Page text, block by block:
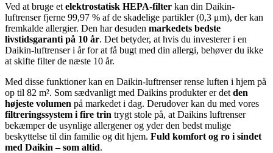
Ved at bruge et elektrostatisk HEPA-filter kan din Daikin-
luftrenser fjerne 99,97 % af de skadelige partikler (0,3 μm), der kan
fremkalde allergier. Den har desuden markedets bedste
livstidsgaranti på 10 år. Det betyder, at hvis du investerer i en
Daikin-luftrenser i år for at få bugt med din allergi, behøver du ikke
at skifte filter de næste 10 år.
Med disse funktioner kan en Daikin-luftrenser rense luften i hjem på
op til 82 m². Som sædvanligt med Daikins produkter er det den
højeste volumen på markedet i dag. Derudover kan du med vores
filtreringssystem i fire trin trygt stole på, at Daikins luftrenser
bekæmper de usynlige allergener og yder den bedst mulige
beskyttelse til din familie og dit hjem. Fuld komfort og ro i sindet
med Daikin – som altid.